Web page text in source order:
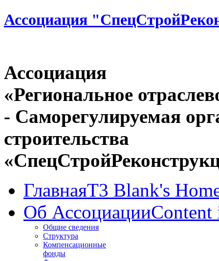
Ассоциация
Ассоциация
«Региональное
- Саморегулируемая
строительства
ГлавнаяT3 Blank's
Об Ассоциации
Общие сведения
Структура
Компенсационные
фонды